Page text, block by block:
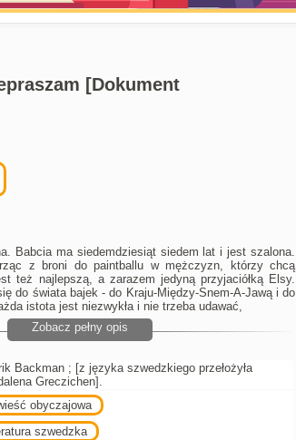
[Dokument
Babcia ma siedemdziesiąt siedem lat i jest szalona.
z broni do paintballu w mężczyzn, którzy chcą
też najlepszą, a zarazem jedyną przyjaciółką Elsy.
do świata bajek - do Kraju-Między-Snem-A-Jawą i do
istota jest niezwykła i nie trzeba udawać,
Zobacz pełny opis
Backman ; [z języka szwedzkiego przełożyła
Greczichen].
obyczajowa
szwedzka